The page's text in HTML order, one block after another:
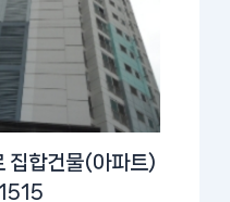
집합건물(아파트)